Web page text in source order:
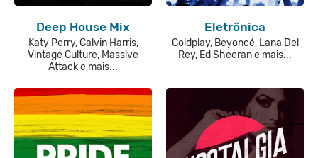
Deep House Mix
Katy Perry, Calvin Harris,
Vintage Culture, Massive
Attack e mais...
Eletrônica
Coldplay, Beyoncé, Lana Del
Rey, Ed Sheeran e mais...